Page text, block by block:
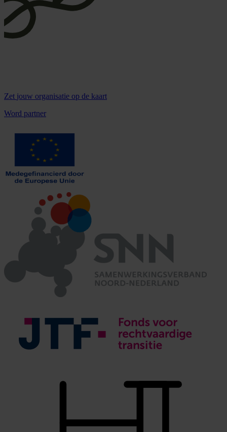
Zet jouw organisatie op de kaart
Word partner